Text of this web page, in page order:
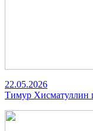
22.05.2026
Тимур Хисматуллин